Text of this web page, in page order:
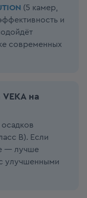
(5 камер,
и
современных
на
B). Если
— лучше
улучшенными